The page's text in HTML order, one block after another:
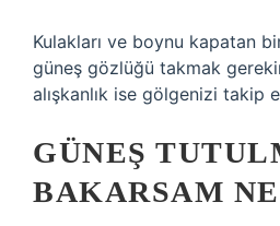
Kulakları ve boynu kapatan
güneş gözlüğü takmak
alışkanlık ise gölgenizi takip
GÜNEŞ
BAKARSAM